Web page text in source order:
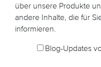
über unsere Produkte
andere Inhalte, die für
informieren.
Blog-Updates